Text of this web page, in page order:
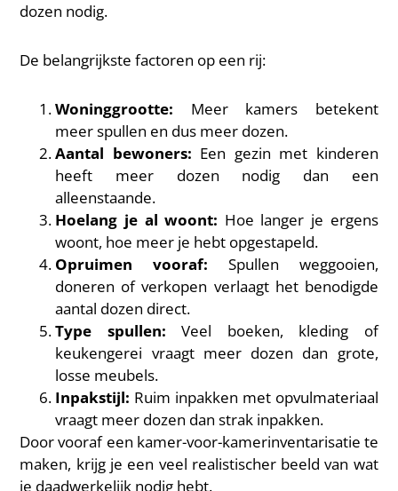
dozen nodig.
De belangrijkste factoren op een rij:
Woninggrootte: Meer kamers betekent
meer spullen en dus meer dozen.
Aantal bewoners: Een gezin met kinderen
heeft meer dozen nodig dan een
alleenstaande.
Hoelang je al woont: Hoe langer je ergens
woont, hoe meer je hebt opgestapeld.
Opruimen vooraf: Spullen weggooien,
doneren of verkopen verlaagt het benodigde
aantal dozen direct.
Type spullen: Veel boeken, kleding of
keukengerei vraagt meer dozen dan grote,
losse meubels.
Inpakstijl: Ruim inpakken met opvulmateriaal
vraagt meer dozen dan strak inpakken.
Door vooraf een kamer-voor-kamerinventarisatie te
maken, krijg je een veel realistischer beeld van wat
je daadwerkelijk nodig hebt.